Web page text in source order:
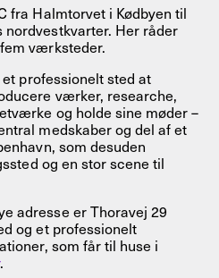
fra Halmtorvet i Kødbyen til
nordvestkvarter. Her råder
værksteder.
professionelt sted at
værker, researche,
og holde sine møder –
medskaber og del af et
som desuden
og en stor scene til
adresse er Thoravej 29
og et professionelt
som får til huse i
.